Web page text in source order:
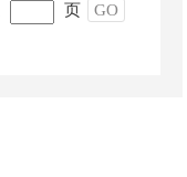
页 GO